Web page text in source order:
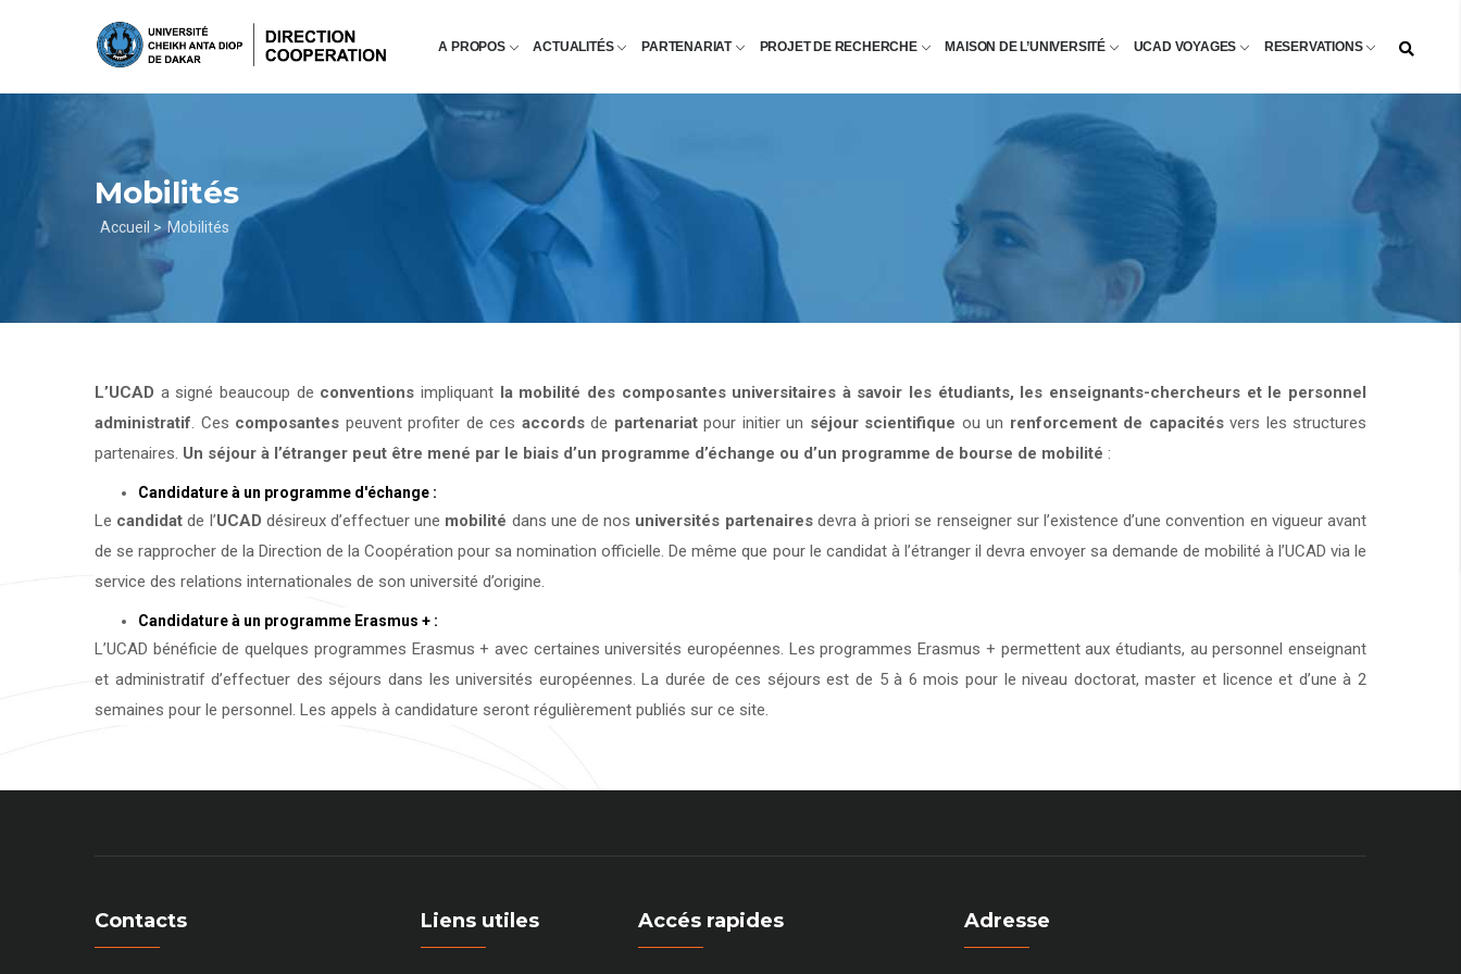
principal
A PROPOS ACTUALITÉS PARTENARIAT PROJET DE RECHERCHE MAISON DE L’UNIVERSITÉ UCAD VOYAGES RESERVATIONS
Mobilités
Fil
d'Ariane
Accueil > Mobilités
L’UCAD a signé beaucoup de conventions impliquant la mobilité des composantes universitaires à savoir les étudiants, les enseignants-chercheurs et le personnel
administratif. Ces composantes peuvent profiter de ces accordsde partenariatpour initier un séjour scientifique ou un renforcement de capacitésvers les structures
partenaires. Un séjour à l’étranger peut être mené par le biais d’un programme d’échange ou d’un programme de bourse de mobilité :
Candidature à un programme d'échange :
Le candidat de l’UCAD désireux d’effectuer une mobilité dans une de nos universités partenairesdevra à priori se renseigner sur l’existence d’une convention en vigueur avant
de se rapprocher de la Direction de la Coopération pour sa nomination officielle. De même que pour le candidat à l’étranger il devra envoyer sa demande de mobilité à l’UCAD via le
service des relations internationales de son université d’origine.
Candidature à un programme Erasmus + :
L’UCAD bénéficie de quelques programmes Erasmus + avec certaines universités européennes. Les programmes Erasmus + permettent aux étudiants, au personnel enseignant
et administratif d’effectuer des séjours dans les universités européennes. La durée de ces séjours est de 5 à 6 mois pour le niveau doctorat, master et licence et d’une à 2
semaines pour le personnel. Les appels à candidature seront régulièrement publiés sur ce site.
Contacts Liens utiles Accés rapides Adresse